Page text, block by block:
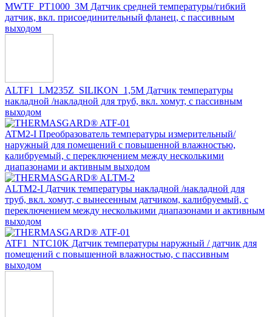
MWTF_PT1000_3M Датчик средней температуры/гибкий
датчик, вкл. присоединительный фланец, с пассивным
выходом
ALTF1_LM235Z_SILIKON_1,5M Датчик температуры
накладной /накладной для труб, вкл. хомут, с пассивным
выходом
ATM2-I Преобразователь температуры измерительный/
наружный для помещений с повышенной влажностью,
калибруемый, с переключением между несколькими
диапазонами и активным выходом
ALTM2-I Датчик температуры накладной /накладной для
труб, вкл. хомут, с вынесенным датчиком, калибруемый, с
переключением между несколькими диапазонами и активным
выходом
ATF1_NTC10K Датчик температуры наружный / датчик для
помещений с повышенной влажностью, с пассивным
выходом